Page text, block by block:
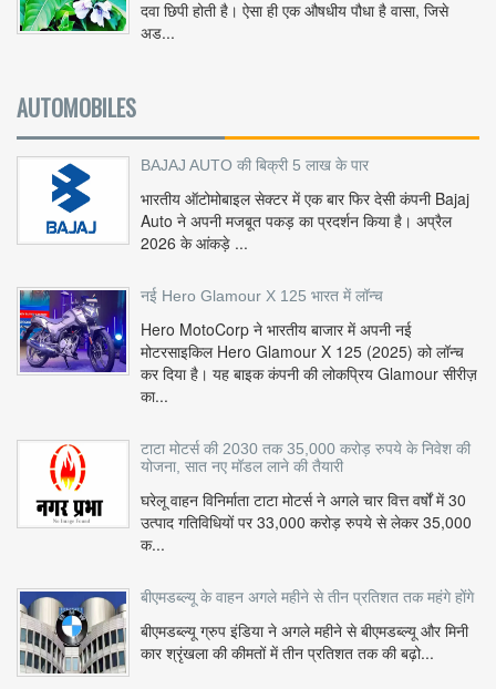
दवा छिपी होती है। ऐसा ही एक औषधीय पौधा है वासा, जिसे
अड...
AUTOMOBILES
BAJAJ AUTO की बिक्री 5 लाख के पार
भारतीय ऑटोमोबाइल सेक्टर में एक बार फिर देसी कंपनी Bajaj
Auto ने अपनी मजबूत पकड़ का प्रदर्शन किया है। अप्रैल
2026 के आंकड़े ...
नई Hero Glamour X 125 भारत में लॉन्च
Hero MotoCorp ने भारतीय बाजार में अपनी नई
मोटरसाइकिल Hero Glamour X 125 (2025) को लॉन्च
कर दिया है। यह बाइक कंपनी की लोकप्रिय Glamour सीरीज़
का...
टाटा मोटर्स की 2030 तक 35,000 करोड़ रुपये के निवेश की
योजना, सात नए मॉडल लाने की तैयारी
घरेलू वाहन विनिर्माता टाटा मोटर्स ने अगले चार वित्त वर्षों में 30
उत्पाद गतिविधियों पर 33,000 करोड़ रुपये से लेकर 35,000
क...
बीएमडब्ल्यू के वाहन अगले महीने से तीन प्रतिशत तक महंगे होंगे
बीएमडब्ल्यू ग्रुप इंडिया ने अगले महीने से बीएमडब्ल्यू और मिनी
कार श्रृंखला की कीमतों में तीन प्रतिशत तक की बढ़ो...